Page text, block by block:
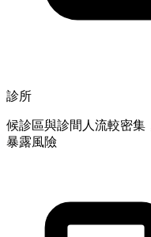
診所
候診區與診間人流較密集
暴露風險